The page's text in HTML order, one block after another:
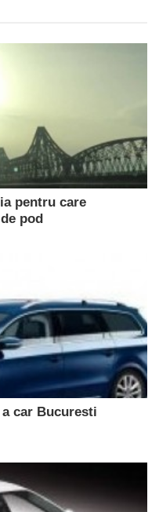
pentru care
pod
car Bucuresti